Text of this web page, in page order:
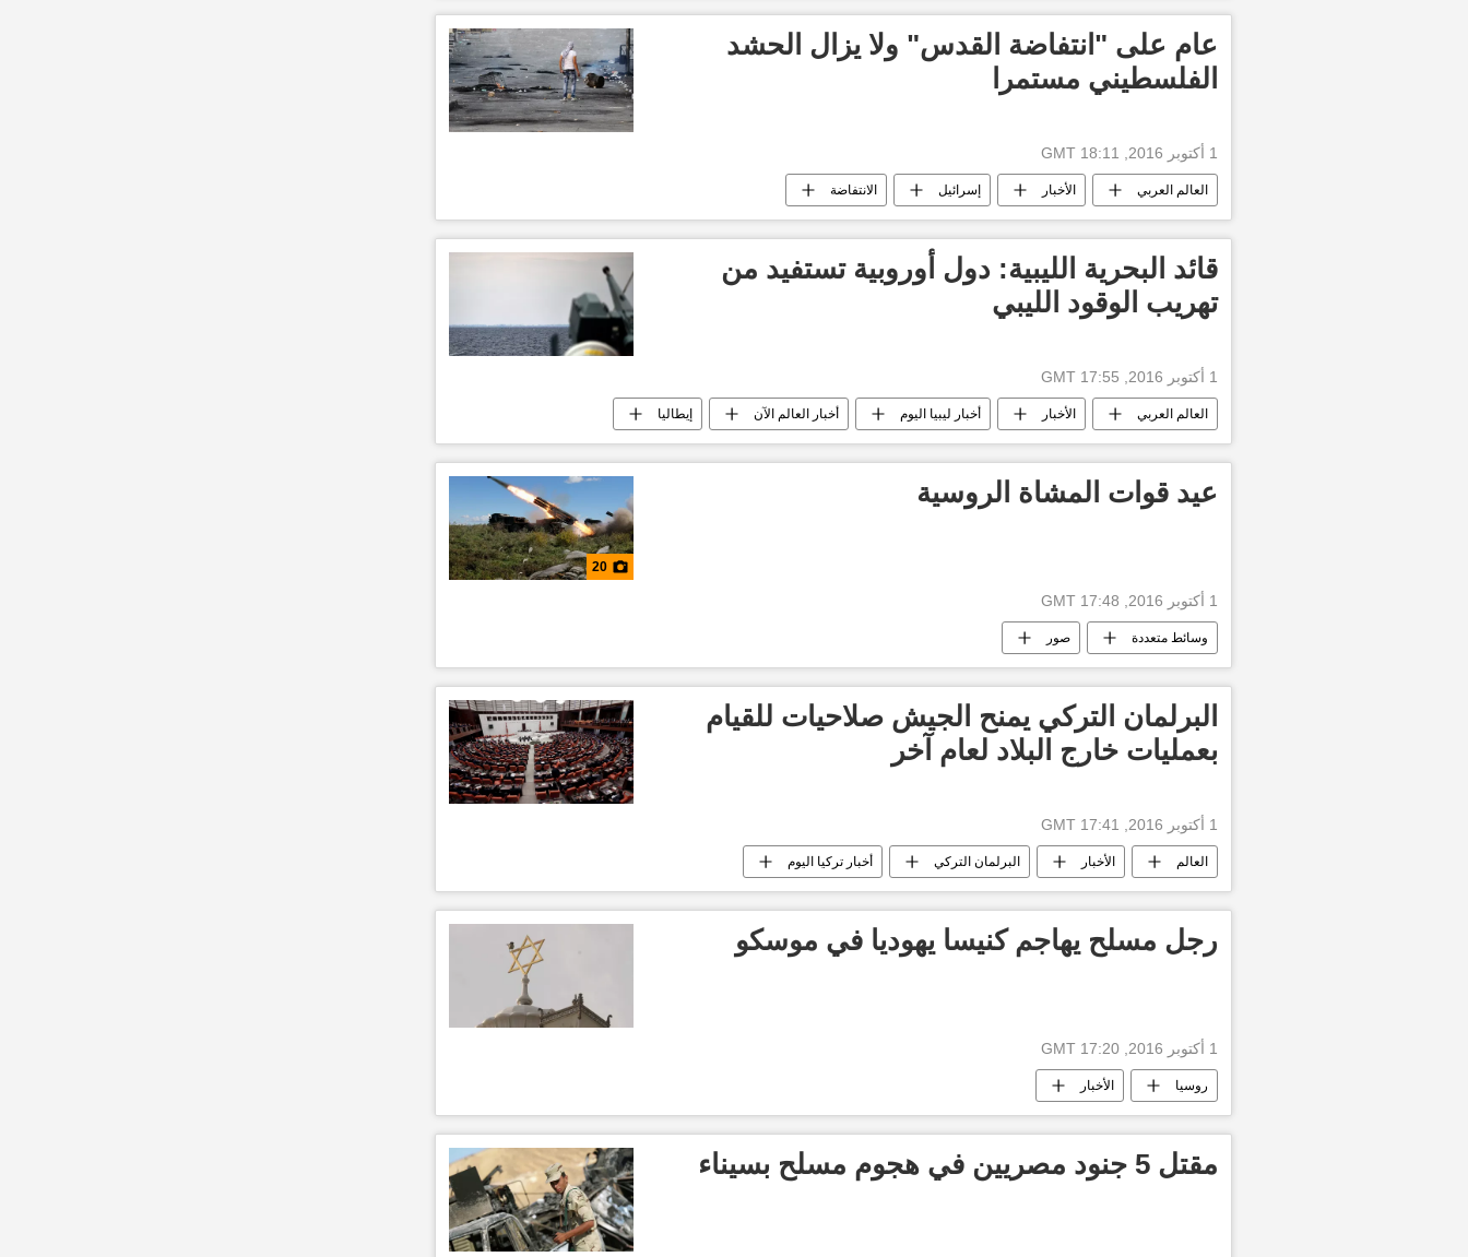
عام على "انتفاضة القدس" ولا يزال الحشد
الفلسطيني مستمرا
1 أكتوبر 2016, 18:11 GMT
العالم العربي الأخبار إسرائيل الانتفاضة
قائد البحرية الليبية: دول أوروبية تستفيد من
تهريب الوقود الليبي
1 أكتوبر 2016, 17:55 GMT
العالم العربي الأخبار أخبار ليبيا اليوم أخبار العالم الآن إيطاليا
عيد قوات المشاة الروسية
20
1 أكتوبر 2016, 17:48 GMT
وسائط متعددة صور
البرلمان التركي يمنح الجيش صلاحيات للقيام
بعمليات خارج البلاد لعام آخر
1 أكتوبر 2016, 17:41 GMT
العالم الأخبار البرلمان التركي أخبار تركيا اليوم
رجل مسلح يهاجم كنيسا يهوديا في موسكو
1 أكتوبر 2016, 17:20 GMT
روسيا الأخبار
مقتل 5 جنود مصريين في هجوم مسلح بسيناء